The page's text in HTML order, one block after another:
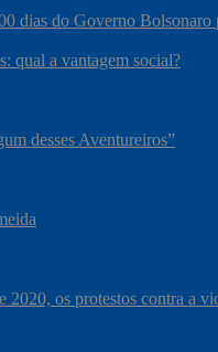
dias do Governo
qual a vantagem social?
desses Aventureiros”
os protestos contra a